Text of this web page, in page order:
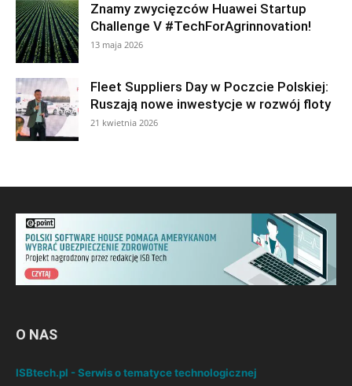
Znamy zwycięzców Huawei Startup
Challenge V #TechForAgrinnovation!
13 maja 2026
Fleet Suppliers Day w Poczcie Polskiej:
Ruszają nowe inwestycje w rozwój floty
21 kwietnia 2026
O NAS
ISBtech.pl - Serwis o tematyce technologicznej